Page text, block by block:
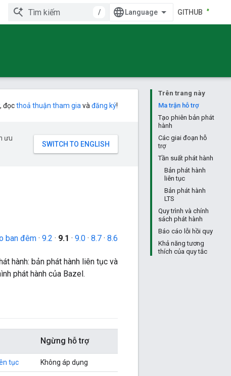
/ GITHUB
Trên trang này
Ma trận hỗ trợ
Tạo phiên bản phát
hành
Các giai đoạn hỗ
trợ
Tần suất phát hành
Bản phát hành
liên tục
Bản phát hành
LTS
Quy trình và chính
sách phát hành
Báo cáo lỗi hồi quy
Khả năng tương
thích của quy tắc
, đọcthoả thuận tham gia và đăng ký!
ưu
ban đêm · 9.2 · 9.1 · 9.0 · 8.7 · 8.6
hành: bản phát hành liên tục và
phát hành của Bazel.
Ngừng hỗ trợ
tục Không áp dụng